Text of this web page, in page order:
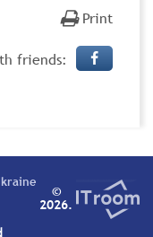
Print
friends:
©
2026.